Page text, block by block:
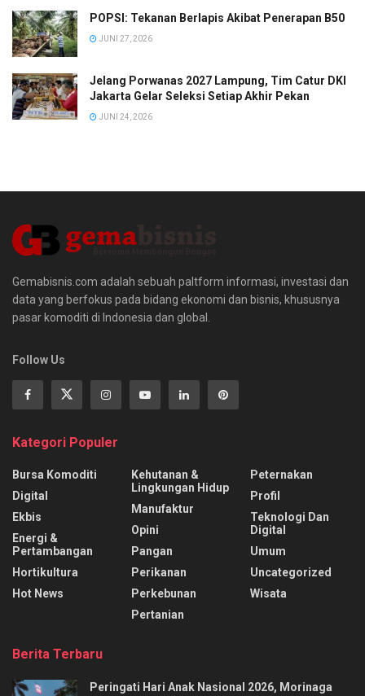
POPSI: Tekanan Berlapis Akibat Penerapan B50
JUNI 27, 2026
Jelang Porwanas 2027 Lampung, Tim Catur DKI
Jakarta Gelar Seleksi Setiap Akhir Pekan
JUNI 24, 2026
Gemabisnis.com adalah sebuah paltform informasi, investasi dan
data yang berfokus pada bidang ekonomi dan bisnis, khususnya
pasar komoditi di Indonesia dan global.
Follow Us
Kategori Populer
Bursa Komoditi
Digital
Ekbis
Energi &
Pertambangan
Hortikultura
Hot News
Kehutanan &
Lingkungan Hidup
Manufaktur
Opini
Pangan
Perikanan
Perkebunan
Pertanian
Peternakan
Profil
Teknologi Dan
Digital
Umum
Uncategorized
Wisata
Berita Terbaru
Peringati Hari Anak Nasional 2026, Morinaga